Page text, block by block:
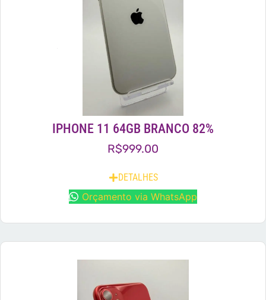
IPHONE 11 64GB BRANCO 82%
R$999.00
DETALHES
Orçamento via WhatsApp